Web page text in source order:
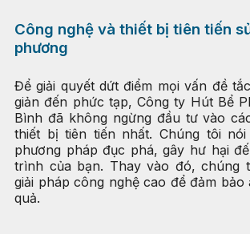
Công nghệ và thiết bị tiên tiến
phương
Để giải quyết dứt điểm mọi vấn đề
giản đến phức tạp, Công ty Hút Bể
Bình đã không ngừng đầu tư vào
thiết bị tiên tiến nhất. Chúng tôi
phương pháp đục phá, gây hư hại
trình của bạn. Thay vào đó, chúng
giải pháp công nghệ cao để đảm bảo
quả.